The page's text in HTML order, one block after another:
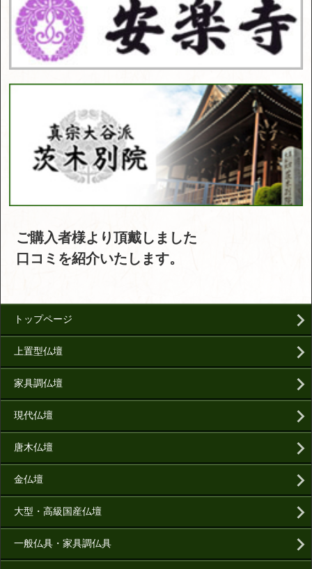
ご購入者様より頂戴しました
口コミを紹介いたします。
トップページ
上置型仏壇
家具調仏壇
現代仏壇
唐木仏壇
金仏壇
大型・高級国産仏壇
一般仏具・家具調仏具